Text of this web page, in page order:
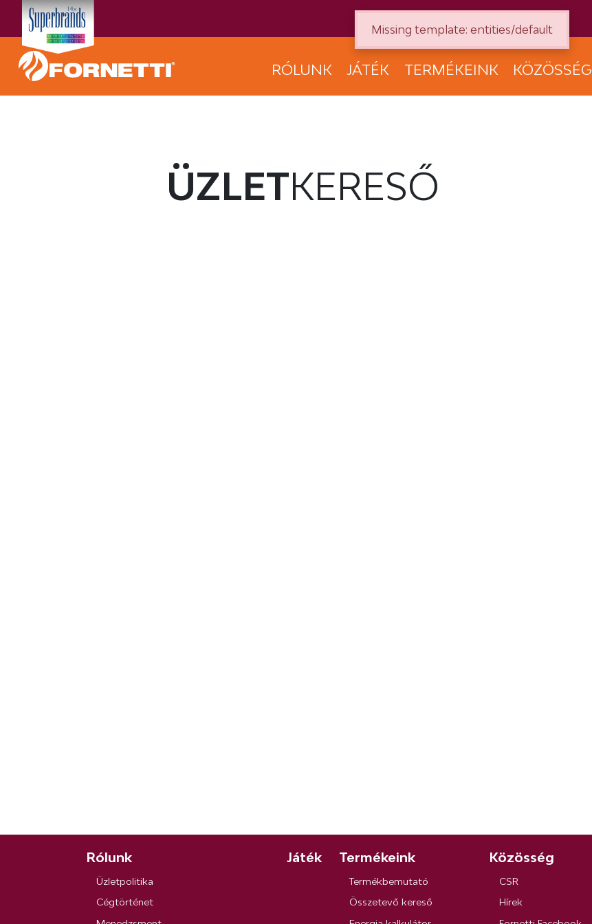
RÓLUNK JÁTÉK TERMÉKEINK KÖZÖSSÉG
ÜZLETKERESŐ
Rólunk
Üzletpolitika
Cégtörténet
Játék Termékeink
Termékbemutató
Összetevő kereső
Közösség
CSR
Hírek
Missing template: entities/default